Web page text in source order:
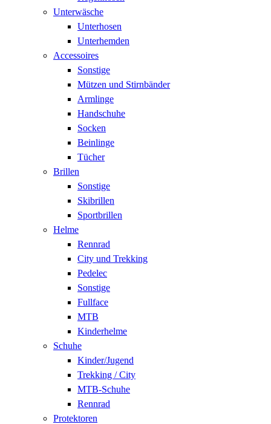
Unterwäsche
Unterhosen
Unterhemden
Accessoires
Sonstige
Mützen und Stirnbänder
Armlinge
Handschuhe
Socken
Beinlinge
Tücher
Brillen
Sonstige
Skibrillen
Sportbrillen
Helme
Rennrad
City und Trekking
Pedelec
Sonstige
Fullface
MTB
Kinderhelme
Schuhe
Kinder/Jugend
Trekking / City
MTB-Schuhe
Rennrad
Protektoren